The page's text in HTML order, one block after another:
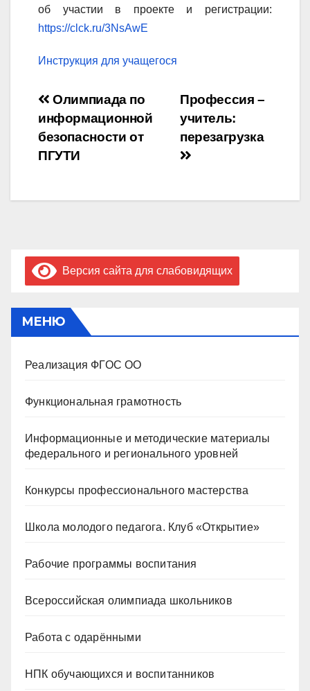
об участии в проекте и регистрации:
https://clck.ru/3NsAwE
Инструкция для учащегося
Навигация
по
записям
Профессия –
учитель:
перезагрузка
Олимпиада по
информационной
безопасности от
ПГУТИ
Версия сайта для слабовидящих
МЕНЮ
Реализация ФГОС ОО
Функциональная грамотность
Информационные и методические материалы
федерального и регионального уровней
Конкурсы профессионального мастерства
Школа молодого педагога. Клуб «Открытие»
Рабочие программы воспитания
Всероссийская олимпиада школьников
Работа с одарёнными
НПК обучающихся и воспитанников